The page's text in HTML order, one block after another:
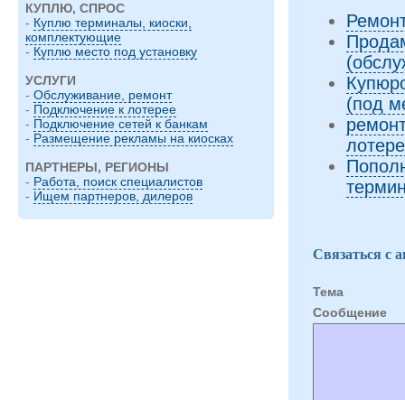
КУПЛЮ, СПРОС
- Куплю терминалы, киоски,
комплектующие
- Куплю место под установку
УСЛУГИ
- Обслуживание, ремонт
- Подключение к лотерее
- Подключение сетей к банкам
- Размещение рекламы на киосках
ПАРТНЕРЫ, РЕГИОНЫ
- Работа, поиск специалистов
- Ищем партнеров, дилеров
(под
Связаться с
Тема
Cообщение